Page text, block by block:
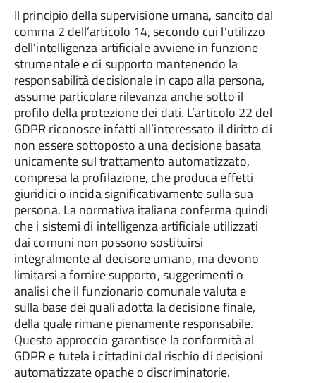
Il principio della supervisione umana, sancito dal
comma 2 dell’articolo 14, secondo cui l’utilizzo
dell’intelligenza artificiale avviene in funzione
strumentale e di supporto mantenendo la
responsabilità decisionale in capo alla persona,
assume particolare rilevanza anche sotto il
profilo della protezione dei dati. L’articolo 22 del
GDPR riconosce infatti all’interessato il diritto di
non essere sottoposto a una decisione basata
unicamente sul trattamento automatizzato,
compresa la profilazione, che produca effetti
giuridici o incida significativamente sulla sua
persona. La normativa italiana conferma quindi
che i sistemi di intelligenza artificiale utilizzati
dai comuni non possono sostituirsi
integralmente al decisore umano, ma devono
limitarsi a fornire supporto, suggerimenti o
analisi che il funzionario comunale valuta e
sulla base dei quali adotta la decisione finale,
della quale rimane pienamente responsabile.
Questo approccio garantisce la conformità al
GDPR e tutela i cittadini dal rischio di decisioni
automatizzate opache o discriminatorie.